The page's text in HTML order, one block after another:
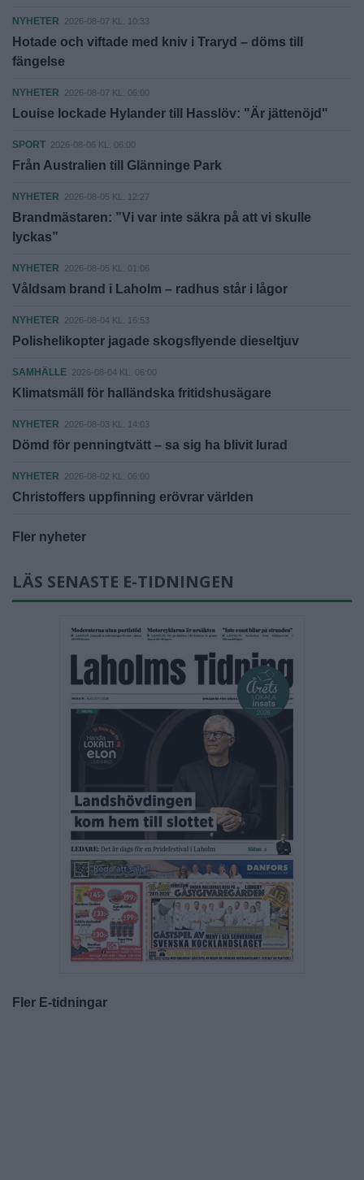
NYHETER 2026-08-07 KL. 10:33
Hotade och viftade med kniv i Traryd – döms till
fängelse
NYHETER 2026-08-07 KL. 06:00
Louise lockade Hylander till Hasslöv: "Är jättenöjd"
SPORT 2026-08-06 KL. 06:00
Från Australien till Glänninge Park
NYHETER 2026-08-05 KL. 12:27
Brandmästaren: ”Vi var inte säkra på att vi skulle
lyckas”
NYHETER 2026-08-05 KL. 01:06
Våldsam brand i Laholm – radhus står i lågor
NYHETER 2026-08-04 KL. 16:53
Polishelikopter jagade skogsflyende dieseltjuv
SAMHÄLLE 2026-08-04 KL. 06:00
Klimatsmäll för halländska fritidshusägare
NYHETER 2026-08-03 KL. 14:03
Dömd för penningtvätt – sa sig ha blivit lurad
NYHETER 2026-08-02 KL. 06:00
Christoffers uppfinning erövrar världen
Fler nyheter
LÄS SENASTE E-TIDNINGEN
Fler E-tidningar